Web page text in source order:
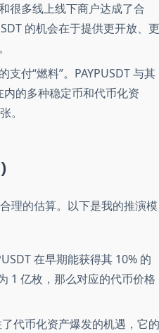
很多线上线下商户达成了合
的机会在于提供更开放、更
付“燃料”。PAYPUSDT 与其
内的多种稳定币和代币化资
。
理的估算。以下是我的推演模
在早期能获得其 10% 的
1 亿枚，那么对应的代币价格
代币化资产爆发的机遇，它的